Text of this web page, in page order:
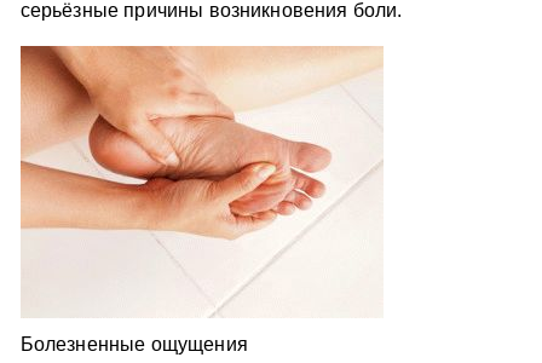
серьёзные причины возникновения боли.
Болезненные ощущения